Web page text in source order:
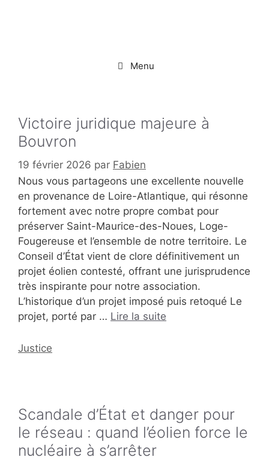
Menu
Victoire juridique majeure à
Bouvron
19 février 2026 par Fabien
Nous vous partageons une excellente nouvelle
en provenance de Loire-Atlantique, qui résonne
fortement avec notre propre combat pour
préserver Saint-Maurice-des-Noues, Loge-
Fougereuse et l’ensemble de notre territoire. Le
Conseil d’État vient de clore définitivement un
projet éolien contesté, offrant une jurisprudence
très inspirante pour notre association.
L’historique d’un projet imposé puis retoqué Le
projet, porté par … Lire la suite
Catégories
Justice
Scandale d’État et danger pour
le réseau : quand l’éolien force le
nucléaire à s’arrêter